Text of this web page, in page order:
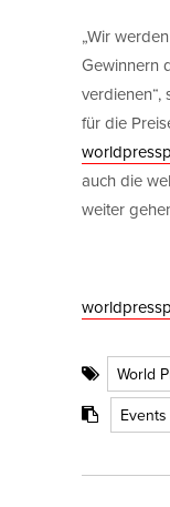
„Wir
Gewinnern
verdienen“,
für die
auch die
weiter
World
Events